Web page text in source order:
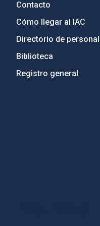
Contacto
Cómo llegar al IAC
Directorio de personal
Biblioteca
Registro general